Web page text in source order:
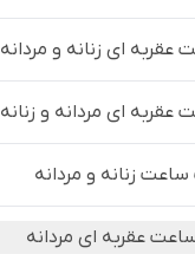
عقربه ای زنانه و مردانه
عقربه ای مردانه و زنانه
زنانه و مردانه
عقربه ای مردانه